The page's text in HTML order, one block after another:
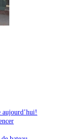
aujourd’hui!